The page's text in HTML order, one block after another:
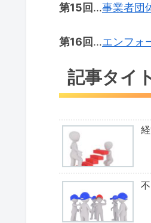
第15回…事業者団
第16回…エンフォ
記事タイ